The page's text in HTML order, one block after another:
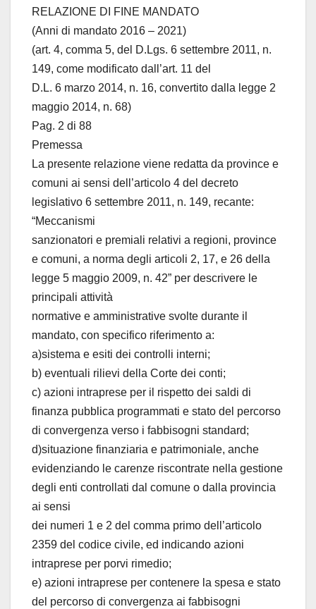
RELAZIONE DI FINE MANDATO
(Anni di mandato 2016 – 2021)
(art. 4, comma 5, del D.Lgs. 6 settembre 2011, n.
149, come modificato dall’art. 11 del
D.L. 6 marzo 2014, n. 16, convertito dalla legge 2
maggio 2014, n. 68)
Pag. 2 di 88
Premessa
La presente relazione viene redatta da province e
comuni ai sensi dell’articolo 4 del decreto
legislativo 6 settembre 2011, n. 149, recante:
“Meccanismi
sanzionatori e premiali relativi a regioni, province
e comuni, a norma degli articoli 2, 17, e 26 della
legge 5 maggio 2009, n. 42” per descrivere le
principali attività
normative e amministrative svolte durante il
mandato, con specifico riferimento a:
a)sistema e esiti dei controlli interni;
b) eventuali rilievi della Corte dei conti;
c) azioni intraprese per il rispetto dei saldi di
finanza pubblica programmati e stato del percorso
di convergenza verso i fabbisogni standard;
d)situazione finanziaria e patrimoniale, anche
evidenziando le carenze riscontrate nella gestione
degli enti controllati dal comune o dalla provincia
ai sensi
dei numeri 1 e 2 del comma primo dell’articolo
2359 del codice civile, ed indicando azioni
intraprese per porvi rimedio;
e) azioni intraprese per contenere la spesa e stato
del percorso di convergenza ai fabbisogni